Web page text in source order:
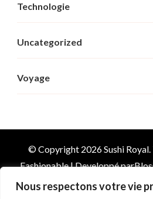
Nous respectons votre vie
Technologie
Uncategorized
Voyage
© Copyright 2026Sushi Royal.
Fashionable | Developpé par
par